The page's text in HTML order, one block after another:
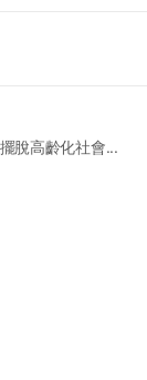
脫高齡化社會...